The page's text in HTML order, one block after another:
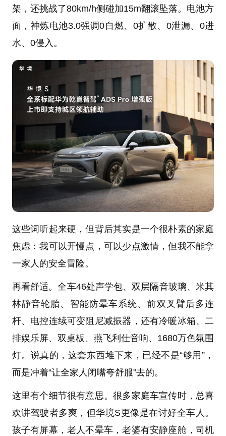
架，还挑战了80km/h侧碰加15m翻滚坠落。电池方
面，神炼电池3.0强调0自燃、0扩散、0泄漏、0进
水、0侵入。
这些词听起来硬，但背后其实是一个很朴素的家庭
焦虑：我可以开慢点，可以少点激情，但我不能拿
一家人的安全冒险。
再看舒适。全车46处声学包、双层隔音玻璃、米其
林静音轮胎、智能防晕车系统、前双叉臂后多连
杆、电控连续可变阻尼减振器，还有冷暖冰箱、二
排娱乐屏、双桌板、燕飞利仕音响、1680万色氛围
灯。说真的，这套东西堆下来，已经不是“够用”，
而是冲着“让全家人闭嘴夸舒服”去的。
这里有个细节很有意思。很多家庭车宣传时，总喜
欢讲驾驶者多爽，但华境S更像是在讨好全车人。
孩子有屏幕，老人不晕车，老婆有安静座舱，司机